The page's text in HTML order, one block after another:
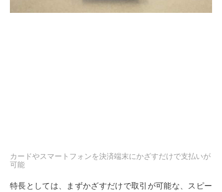
カードやスマートフォンを決済端末にかざすだけで支払いが
可能
特長としては、まずかざすだけで取引が可能な、スピー